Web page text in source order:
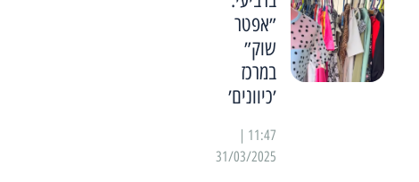
״אפטר
שוק״
במרכז
׳כיוונים׳
31/03/2025